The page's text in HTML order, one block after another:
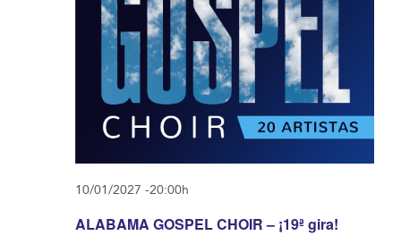
ALABAMA GOSPEL CHOIR – ¡19ª gira!
10/01/2027 -20:00h